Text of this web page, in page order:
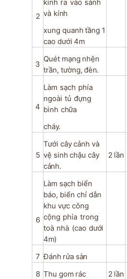
2
kính ra vào sảnh
và kính
xung quanh tầng 1
cao dưới 4m
3
Quét mạng nhện
trần, tường, đèn.
4
Làm sạch phía
ngoài tủ đựng
bình chữa
cháy.
5
Tưới câycảnh và
vệ sinh chậu cây
cảnh.
2 lần
6
Làm sạch biển
báo, biển chỉ dẫn
khu vực công
cộng phía trong
toà nhà (cao dưới
4m)
7 Đánh rửa sàn
8 Thu gom rác 2 lần